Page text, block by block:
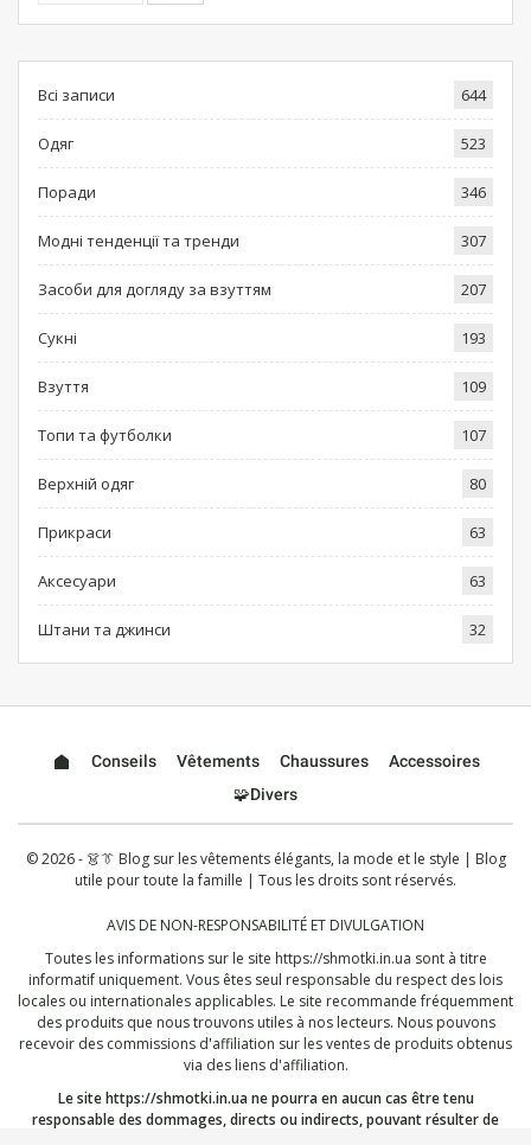
Всі записи 644
Одяг 523
Поради 346
Модні тенденції та тренди 307
Засоби для догляду за взуттям 207
Сукні 193
Взуття 109
Топи та футболки 107
Верхній одяг 80
Прикраси 63
Аксесуари 63
Штани та джинси 32
Conseils Vêtements Chaussures
Accessoires
🧩Divers
© 2026 - 👗👔 Blog sur les vêtements élégants, la mode et le style | Blog
utile pour toute la famille | Tous les droits sont réservés.
AVIS DE NON-RESPONSABILITÉ ET DIVULGATION
Toutes les informations sur le site https://shmotki.in.ua sont à titre
informatif uniquement. Vous êtes seul responsable du respect des lois
locales ou internationales applicables. Le site recommande fréquemment
des produits que nous trouvons utiles à nos lecteurs. Nous pouvons
recevoir des commissions d'affiliation sur les ventes de produits obtenus
via des liens d'affiliation.
Le sitehttps://shmotki.in.uane pourra en aucun cas être tenu
responsable des dommages, directs ou indirects, pouvant résulter de